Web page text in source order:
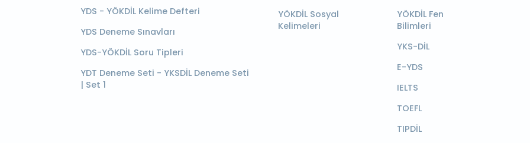
YDS - YÖKDİL Kelime Defteri
YDS Deneme Sınavları
YDS-YÖKDİL Soru Tipleri
YDT Deneme Seti - YKSDİL Deneme Seti
| Set 1
YÖKDİL Sosyal
Kelimeleri
YÖKDİL Fen
Bilimleri
YKS-DİL
E-YDS
IELTS
TOEFL
TIPDİL